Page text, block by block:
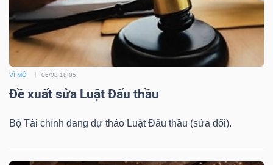
VĨ MÔ 06/08 18:05
Đề xuất sửa Luật Đấu thầu
Bộ Tài chính đang dự thảo Luật Đấu thầu (sửa đổi).